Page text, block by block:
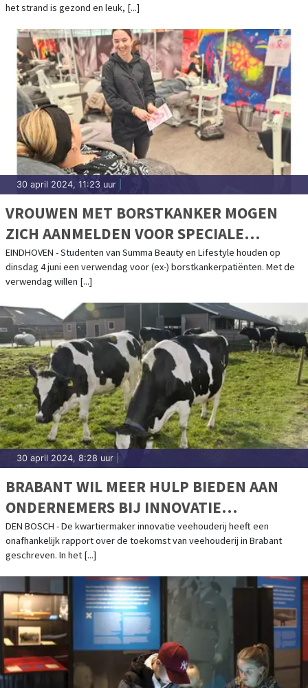
het strand is gezond en leuk, [...]
30 april 2024, 11:23 uur
VROUWEN MET BORSTKANKER MOGEN
ZICH AANMELDEN VOOR SPECIALE
VERWENDAG!
EINDHOVEN - Studenten van Summa Beauty en Lifestyle houden op
dinsdag 4 juni een verwendag voor (ex-) borstkankerpatiënten. Met de
verwendag willen [...]
30 april 2024, 8:28 uur
BRABANT WIL MEER HULP BIEDEN AAN
ONDERNEMERS BIJ INNOVATIE
VEEHOUDERIJ
DEN BOSCH - De kwartiermaker innovatie veehouderij heeft een
onafhankelijk rapport over de toekomst van veehouderij in Brabant
geschreven. In het [...]